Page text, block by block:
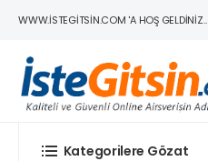
WWW.ISTEGITSIN.COM 'A HOŞ GELDINIZ..
Kategorilere Gözat